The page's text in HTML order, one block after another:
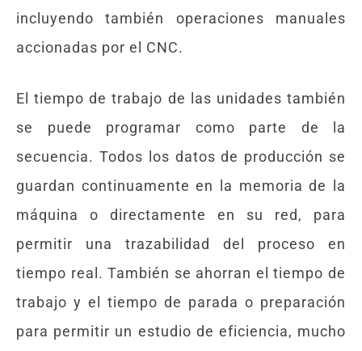
incluyendo también operaciones manuales
accionadas por el CNC.
El tiempo de trabajo de las unidades también
se puede programar como parte de la
secuencia. Todos los datos de producción se
guardan continuamente en la memoria de la
máquina o directamente en su red, para
permitir una trazabilidad del proceso en
tiempo real. También se ahorran el tiempo de
trabajo y el tiempo de parada o preparación
para permitir un estudio de eficiencia, mucho